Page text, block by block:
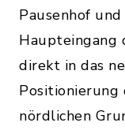
Pausenhof
direkt in das
Positionierung
nördlichen